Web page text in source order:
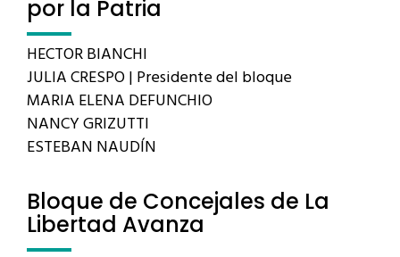
por la Patria
HECTOR BIANCHI
JULIA CRESPO | Presidente del bloque
MARIA ELENA DEFUNCHIO
NANCY GRIZUTTI
ESTEBAN NAUDÍN
Bloque de Concejales de La
Libertad Avanza